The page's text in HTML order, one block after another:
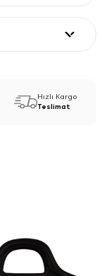
Hızlı Kargo
Teslimat